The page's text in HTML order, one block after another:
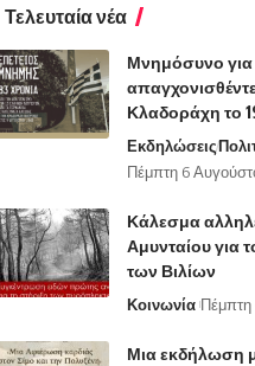
Τελευταία νέα
Μνημόσυνο για
Κλαδοράχη το
Εκδηλώσεις
Πέμπτη 6
Κάλεσμα
Αμυνταίου για
των Βιλίων
Κοινωνία Πέμπτη
Μια εκδήλωση